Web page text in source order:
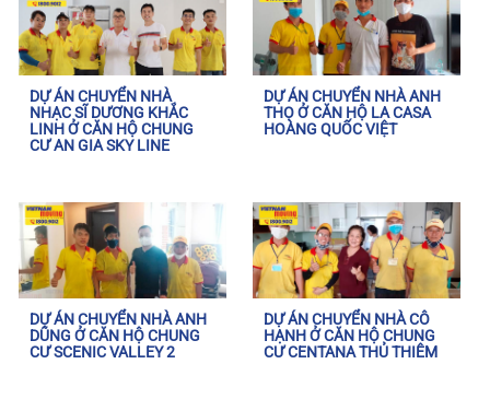
DỰ ÁN CHUYỂN NHÀ
NHẠC SĨ DƯƠNG KHẮC
LINH Ở CĂN HỘ CHUNG
CƯ AN GIA SKY LINE
DỰ ÁN CHUYỂN NHÀ ANH
THỌ Ở CĂN HỘ LA CASA
HOÀNG QUỐC VIỆT
DỰ ÁN CHUYỂN NHÀ ANH
DŨNG Ở CĂN HỘ CHUNG
CƯ SCENIC VALLEY 2
DỰ ÁN CHUYỂN NHÀ CÔ
HẠNH Ở CĂN HỘ CHUNG
CƯ CENTANA THỦ THIÊM